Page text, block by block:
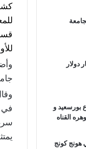
في
1 5مليار دولار
بورسعيد و
القناه
كونج